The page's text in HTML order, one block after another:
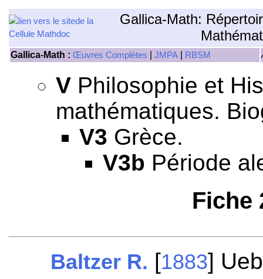
Gallica-Math:
Gallica-Math : Œuvres Complètes JMPA RBSM
V Philosophie et
mathématiques.
V3 Grèce.
V3b Période
Fiche
Baltzer R. [1883]